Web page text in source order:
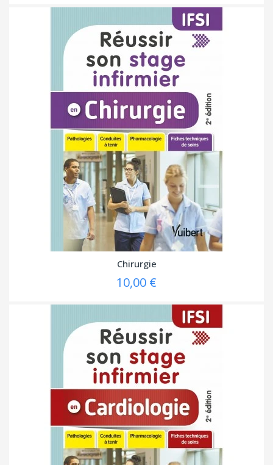
Chirurgie
10,00 €